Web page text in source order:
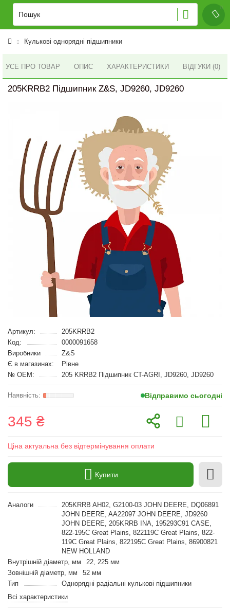
Кулькові однорядні підшипники
УСЕ ПРО ТОВАР ОПИС ХАРАКТЕРИСТИКИ ВІДГУКИ (0)
205KRRB2 Підшипник Z&S, JD9260, JD9260
Артикул:
205KRRB2
Код:
0000091658
Виробники
Z&S
Є в магазинах:
Рівне
№ OEM:
205 KRRB2 Підшипник CT-AGRI, JD9260, JD9260
Відправимо сьогодні
345 ₴
Ціна актуальна без відтермінування оплати
Купити
Аналоги
205KRRB AH02, G2100-03 JOHN DEERE, DQ06891
JOHN DEERE, AA22097 JOHN DEERE, JD9260
JOHN DEERE, 205KRRB INA, 195293C91 CASE,
822-195C Great Plains, 822119C Great Plains, 822-
119C Great Plains, 822195C Great Plains, 86900821
NEW HOLLAND
Внутрішній діаметр, мм
22, 225 мм
Зовнішній діаметр, мм
52 мм
Тип
Однорядні радіальні кулькові підшипники
Всі характеристики